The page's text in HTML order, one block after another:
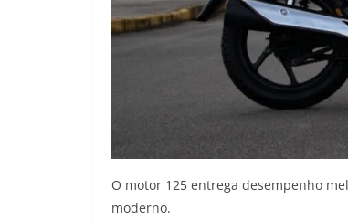
O motor 125 entrega desempenho
moderno.